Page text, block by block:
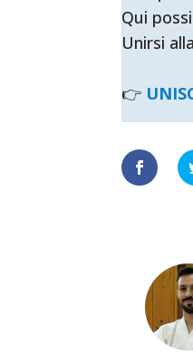
Qui
Unirsi
👉